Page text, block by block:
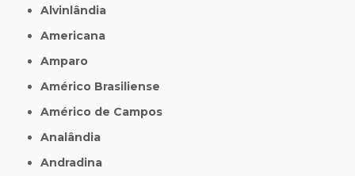
Alvinlândia
Americana
Amparo
Américo Brasiliense
Américo de Campos
Analândia
Andradina